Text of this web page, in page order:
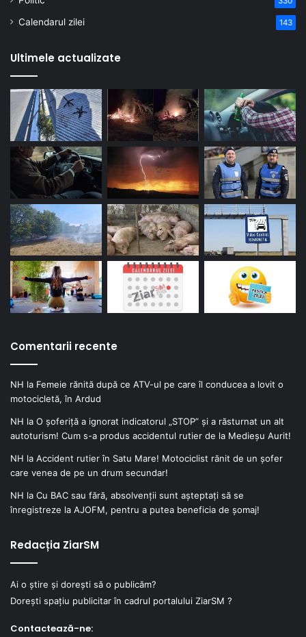
Calendarul zilei 143
Ultimele actualizate
Comentarii recente
NH la Femeie rănită după ce ATV-ul pe care îl conducea a lovit o
motocicletă, în Ardud
NH la O șoferiță a ignorat indicatorul „STOP” și a răsturnat un alt
autoturism! Cum s-a produs accidentul rutier de la Medieșu Aurit!
NH la Accident rutier în Satu Mare! Motociclist rănit de un șofer
care venea de pe un drum secundar!
NH la Cu BAC sau fără, absolvenții sunt așteptați să se
înregistreze la AJOFM, pentru a putea beneficia de șomaj!
Redacția ZiarSM
Ai o știre și dorești să o publicăm?
Dorești spațiu publicitar în cadrul portalului ZiarSM ?
Contactează-ne: